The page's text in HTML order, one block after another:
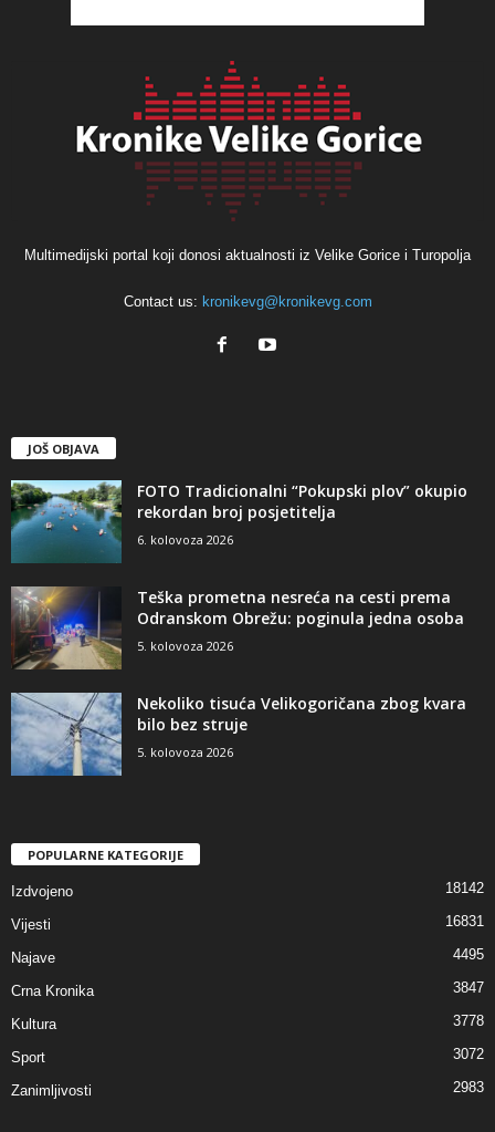
Multimedijski portal koji donosi aktualnosti iz Velike Gorice i Turopolja
Contact us: kronikevg@kronikevg.com
JOŠ OBJAVA
FOTO Tradicionalni “Pokupski plov” okupio
rekordan broj posjetitelja
6. kolovoza 2026
Teška prometna nesreća na cesti prema
Odranskom Obrežu: poginula jedna osoba
5. kolovoza 2026
Nekoliko tisuća Velikogoričana zbog kvara
bilo bez struje
5. kolovoza 2026
POPULARNE KATEGORIJE
Izdvojeno 18142
Vijesti 16831
Najave 4495
Crna Kronika 3847
Kultura 3778
Sport 3072
Zanimljivosti 2983